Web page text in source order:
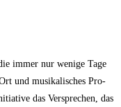
immer nur weni­ge Tage
und musi­ka­li­sches Pro­
das Ver­spre­chen, das